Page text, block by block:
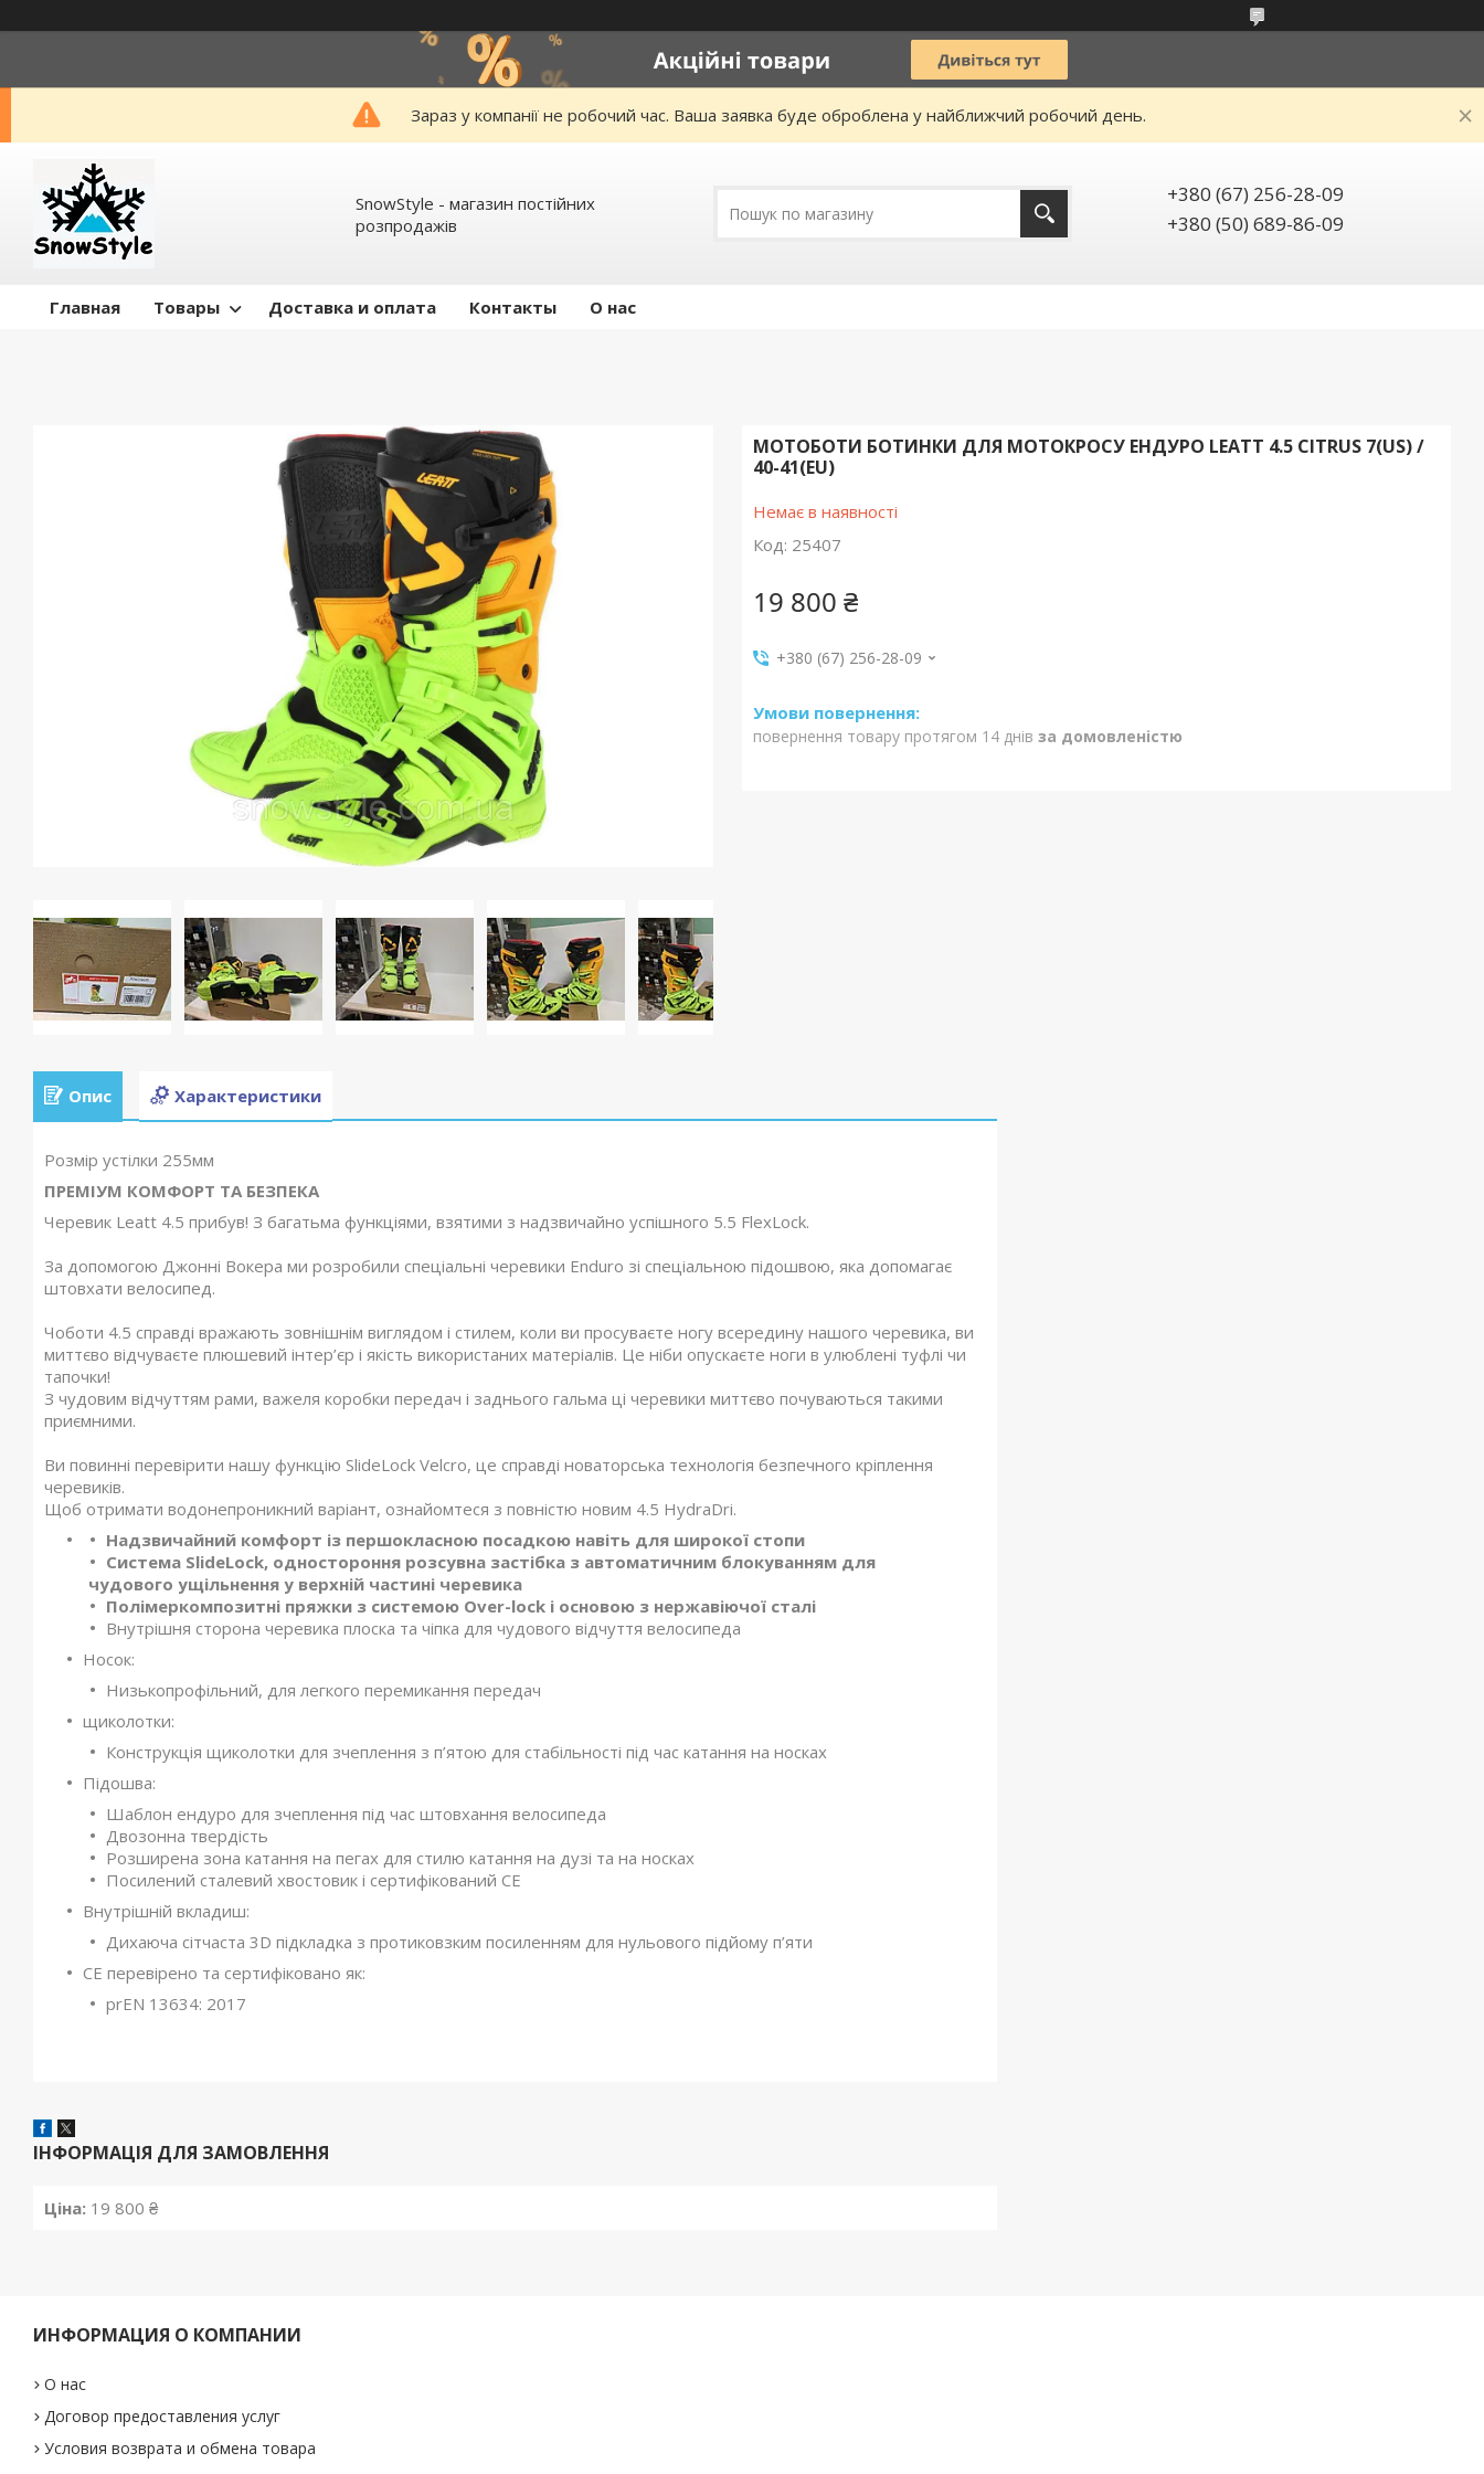
Зараз у компанії не робочий час. Ваша заявка буде оброблена у найближчий робочий день.
SnowStyle - магазин постійних
розпродажів
+380 (67) 256-28-09
+380 (50) 689-86-09
Главная Товары Доставка и оплата Контакты О нас
МОТОБОТИ БОТИНКИ ДЛЯ МОТОКРОСУ ЕНДУРО LEATT 4.5 CITRUS 7(US) /
40-41(EU)
Немає в наявності
Код: 25407
19 800 ₴
+380 (67) 256-28-09
повернення товару протягом 14 днів за домовленістю
Опис Характеристики
Розмір устілки 255мм
ПРЕМІУМ КОМФОРТ ТА БЕЗПЕКА
Черевик Leatt 4.5 прибув! З багатьма функціями, взятими з надзвичайно успішного 5.5 FlexLock.
За допомогою Джонні Вокера ми розробили спеціальні черевики Enduro зі спеціальною підошвою, яка допомагає
штовхати велосипед.
Чоботи 4.5 справді вражають зовнішнім виглядом і стилем, коли ви просуваєте ногу всередину нашого черевика, ви
миттєво відчуваєте плюшевий інтер’єр і якість використаних матеріалів. Це ніби опускаєте ноги в улюблені туфлі чи
тапочки!
З чудовим відчуттям рами, важеля коробки передач і заднього гальма ці черевики миттєво почуваються такими
приємними.
Ви повинні перевірити нашу функцію SlideLock Velcro, це справді новаторська технологія безпечного кріплення
черевиків.
Щоб отримати водонепроникний варіант, ознайомтеся з повністю новим 4.5 HydraDri.
Надзвичайний комфорт із першокласною посадкою навіть для широкої стопи
Система SlideLock, одностороння розсувна застібка з автоматичним блокуванням для
чудового ущільнення у верхній частині черевика
Полімеркомпозитні пряжки з системою Over-lock і основою з нержавіючої сталі
Внутрішня сторона черевика плоска та чіпка для чудового відчуття велосипеда
Носок:
Низькопрофільний, для легкого перемикання передач
щиколотки:
Конструкція щиколотки для зчеплення з п’ятою для стабільності під час катання на носках
Підошва:
Шаблон ендуро для зчеплення під час штовхання велосипеда
Двозонна твердість
Розширена зона катання на пегах для стилю катання на дузі та на носках
Посилений сталевий хвостовик і сертифікований CE
Внутрішній вкладиш:
Дихаюча сітчаста 3D підкладка з протиковзким посиленням для нульового підйому п’яти
CE перевірено та сертифіковано як:
prEN 13634: 2017
ІНФОРМАЦІЯ ДЛЯ ЗАМОВЛЕННЯ
Ціна: 19 800 ₴
ИНФОРМАЦИЯ О КОМПАНИИ
О нас
Договор предоставления услуг
Условия возврата и обмена товара